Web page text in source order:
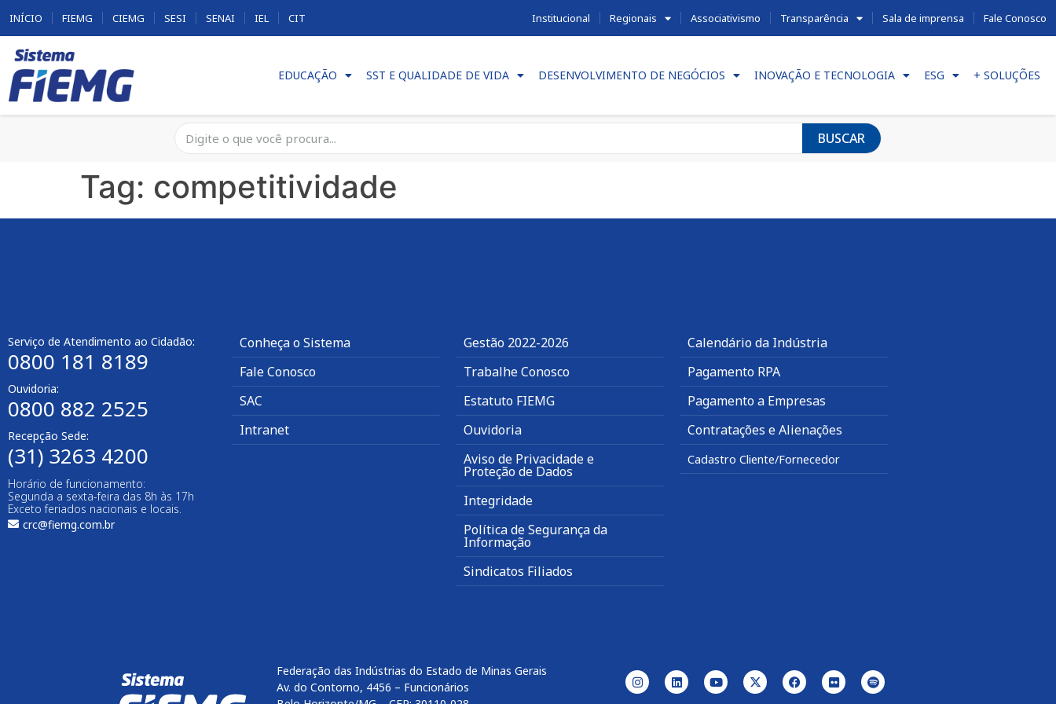
INÍCIO FIEMG CIEMG SESI SENAI IEL CIT Institucional Regionais Associativismo Transparência Sala de imprensa Fale Conosco
EDUCAÇÃO SST E QUALIDADE DE VIDA DESENVOLVIMENTO DE NEGÓCIOS INOVAÇÃO E TECNOLOGIA ESG + SOLUÇÕES
BUSCAR
Tag: competitividade
Serviço de Atendimento ao Cidadão:
0800 181 8189
Ouvidoria:
0800 882 2525​
Recepção Sede:
(31) 3263 4200
Horário de funcionamento:
Segunda a sexta-feira das 8h às 17h
Exceto feriados nacionais e locais.
crc@fiemg.com.br
Conheça o Sistema
Fale Conosco
SAC
Intranet
Gestão 2022-2026
Trabalhe Conosco
Estatuto FIEMG
Ouvidoria
Aviso de Privacidade e
Proteção de Dados
Integridade
Política de Segurança da
Informação
Sindicatos Filiados
Calendário da Indústria
Pagamento RPA
Pagamento a Empresas
Contratações e Alienações
Cadastro Cliente/Fornecedor
Federação das Indústrias do Estado de Minas Gerais
Av. do Contorno, 4456 – Funcionários